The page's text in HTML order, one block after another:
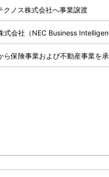
クノス株式会社へ事業譲渡
式会社（NEC Business
ら保険事業および不動産事業を